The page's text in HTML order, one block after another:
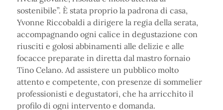
sostenibile”. È stata proprio la padrona di casa,
Yvonne Riccobaldi a dirigere la regia della serata,
accompagnando ogni calice in degustazione con
riusciti e golosi abbinamenti alle delizie e alle
focacce preparate in diretta dal mastro fornaio
Tino Celano. Ad assistere un pubblico molto
attento e competente, con presenze di sommelier
professionisti e degustatori, che ha arricchito il
profilo di ogni intervento e domanda.